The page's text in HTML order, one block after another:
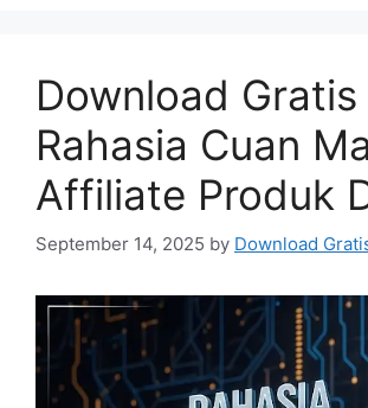
Download Gratis
Rahasia Cuan
Affiliate Produk
September 14, 2025 by Download